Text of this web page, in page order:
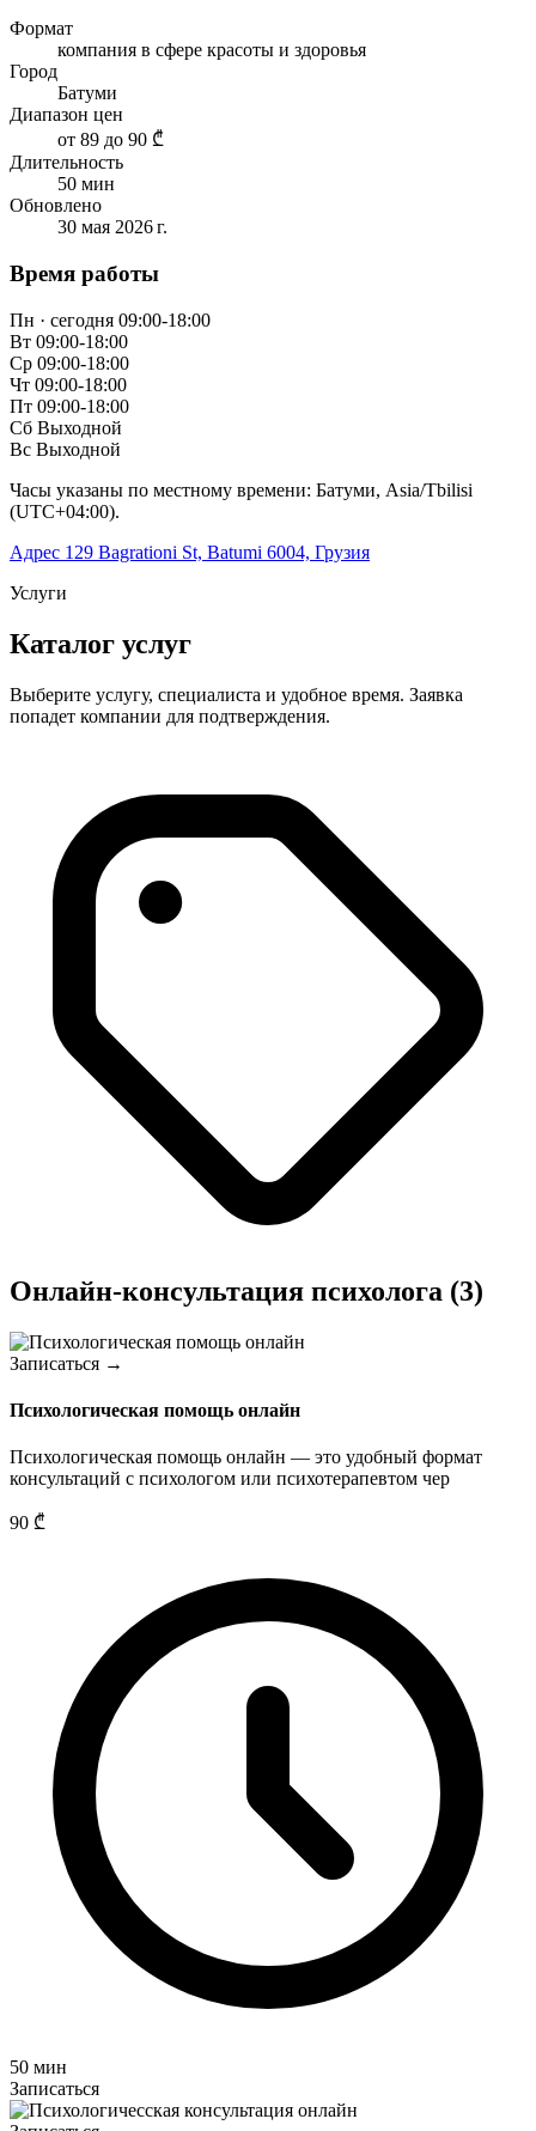
Формат
компания в сфере красоты и здоровья
Город
Батуми
Диапазон цен
от 89 до 90 ₾
Длительность
50 мин
Обновлено
30 мая 2026 г.
Время работы
Пн · сегодня 09:00-18:00
Вт 09:00-18:00
Ср 09:00-18:00
Чт 09:00-18:00
Пт 09:00-18:00
Сб Выходной
Вс Выходной
Часы указаны по местному времени: Батуми, Asia/Tbilisi
(UTC+04:00).
Адрес 129 Bagrationi St, Batumi 6004, Грузия
Услуги
Каталог услуг
Выберите услугу, специалиста и удобное время. Заявка
попадет компании для подтверждения.
Онлайн-консультация психолога (3)
Записаться →
Психологическая помощь онлайн
Психологическая помощь онлайн — это удобный формат
консультаций с психологом или психотерапевтом чер
90 ₾
50 мин
Записаться